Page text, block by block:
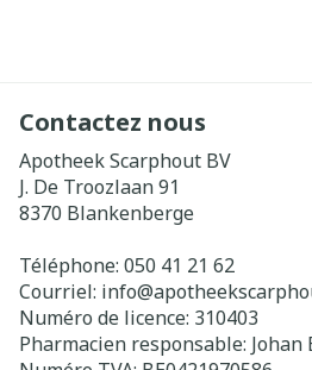
Contactez nous
Apotheek Scarphout BV
J. De Troozlaan 91
8370 Blankenberge
Téléphone: 050 41 21 62
Courriel: info@
Numéro de licence: 310403
Pharmacien responsable: Johan